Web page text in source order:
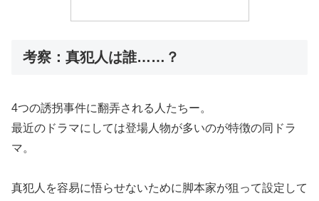
考察：真犯人は誰……？
4つの誘拐事件に翻弄される人たちー。
最近のドラマにしては登場人物が多いのが特徴の同ドラ
マ。
真犯人を容易に悟らせないために脚本家が狙って設定して